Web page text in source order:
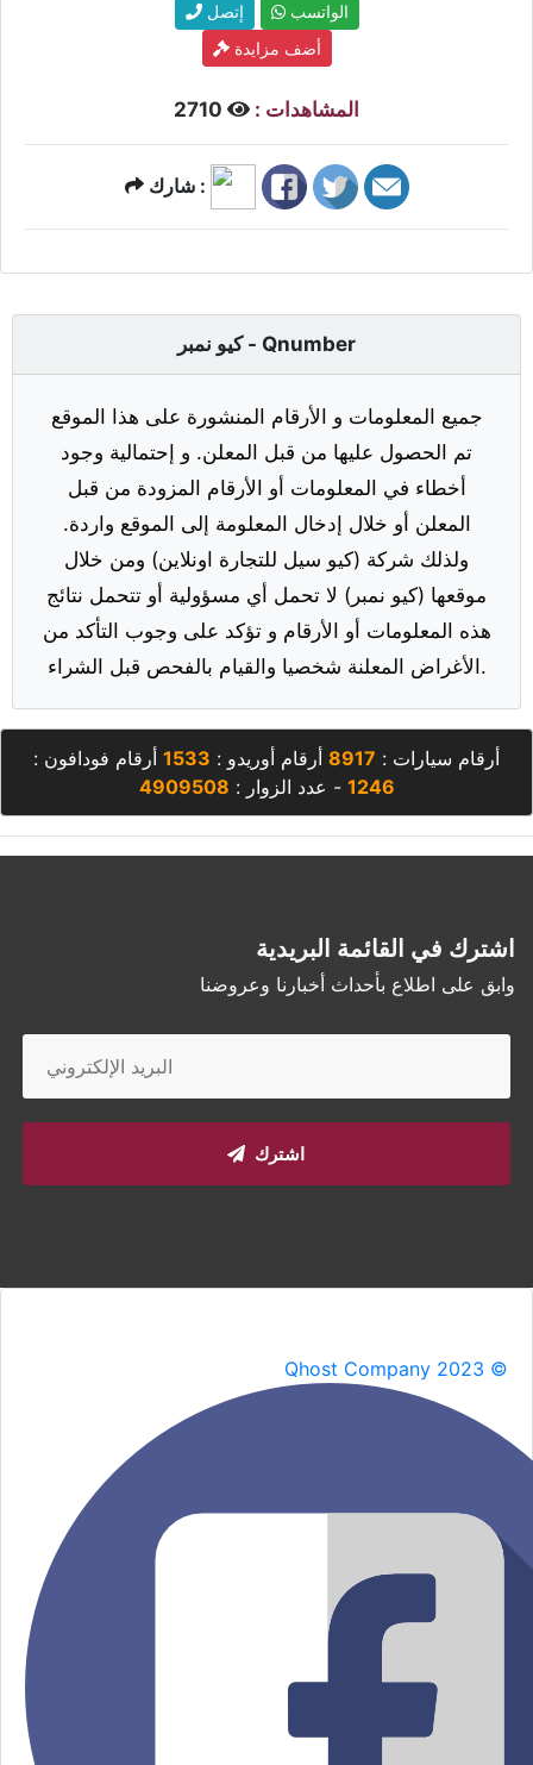
إتصل
الواتسب
أضف مزايدة
المشاهدات :
شارك :
كيو نمبر - Qnumber
جميع المعلومات و الأرقام المنشورة على هذا الموقع
تم الحصول عليها من قبل المعلن. و إحتمالية وجود
أخطاء في المعلومات أو الأرقام المزودة من قبل
المعلن أو خلال إدخال المعلومة إلى الموقع واردة.
ولذلك شركة (كيو سيل للتجارة اونلاين) ومن خلال
موقعها (كيو نمبر) لا تحمل أي مسؤولية أو تتحمل نتائج
هذه المعلومات أو الأرقام و تؤكد على وجوب التأكد من
الأغراض المعلنة شخصيا والقيام بالفحص قبل الشراء.
أرقام سيارات : 8917 أرقام أوريدو : 1533 أرقام فودافون :
1246 - عدد الزوار : 4909508
اشترك في القائمة البريدية
وابق على اطلاع بأحداث أخبارنا وعروضنا
اشترك
Qhost Company 2023 ©